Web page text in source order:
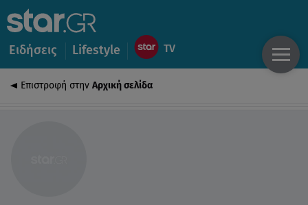
Ειδήσεις Lifestyle
Επιστροφή στην Αρχική σελίδα